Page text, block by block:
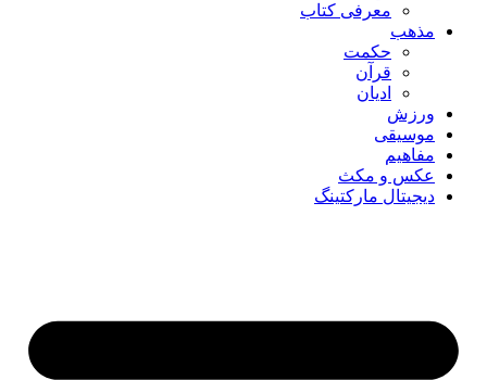
معرفی کتاب
مذهب
حکمت
قرآن
ادیان
ورزش
موسیقی
مفاهیم
عکس و مکث
دیجیتال مارکتینگ